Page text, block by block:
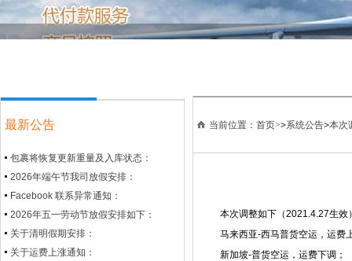
最新公告
包裹将恢复更新重量及入库状态：
2026年端午节我司放假安排：
Facebook 联系异常通知：
2026年五一劳动节放假安排如下：
关于清明假期安排：
关于运费上涨通知：
当前位置：首页>>系统公告>本次
本次调整如下（2021.4.27生效
马来西亚-西马普货空运，运费
新加坡-普货空运，运费下调；